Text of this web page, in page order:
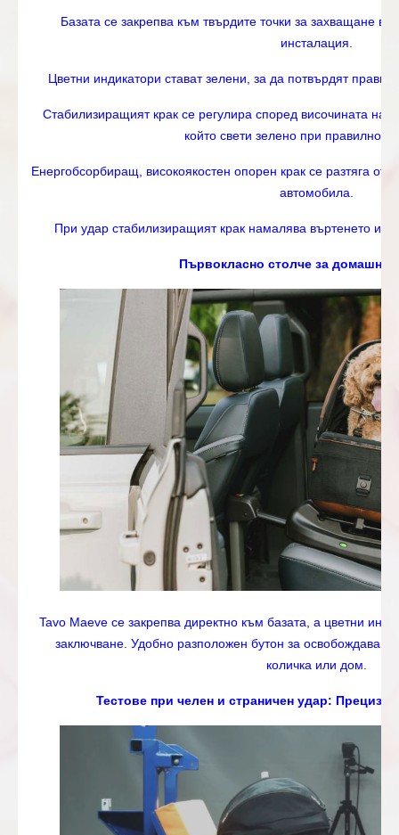
Базата се закрепва към твърдите точки за захващане в
инсталация.
Цветни индикатори стават зелени, за да потвърдят
Стабилизиращият крак се регулира според височината на
който свети зелено при правилно
Енергобсорбиращ, високоякостен опорен крак се разтяга от
автомобила.
При удар стабилизиращият крак намалява въртенето и
Първокласно столче за домашни
Tavo Maeve се закрепва директно към базата, а цветни
заключване. Удобно разположен бутон за
количка или дом.
Тестове при челен и страничен удар: